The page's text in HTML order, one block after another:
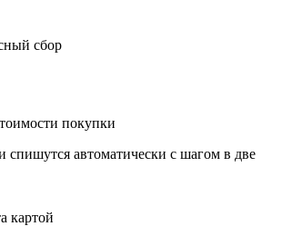
сбор
покупки
спишутся автоматически с шагом в две
картой